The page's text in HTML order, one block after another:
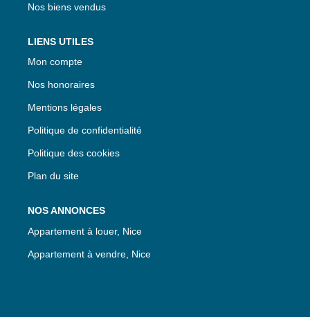
Nos biens vendus
LIENS UTILES
Mon compte
Nos honoraires
Mentions légales
Politique de confidentialité
Politique des cookies
Plan du site
NOS ANNONCES
Appartement à louer, Nice
Appartement à vendre, Nice